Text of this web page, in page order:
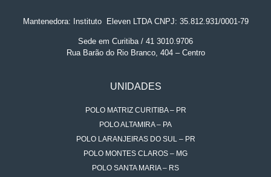
Mantenedora: Instituto. Eleven LTDA CNPJ: 35.812.931/0001-79
Sede em Curitiba / 41 3010.9706
Rua Barão do Rio Branco, 404 – Centro
UNIDADES
POLO MATRIZ CURITIBA – PR
POLO ALTAMIRA – PA
POLO LARANJEIRAS DO SUL – PR
POLO MONTES CLAROS – MG
POLO SANTA MARIA – RS